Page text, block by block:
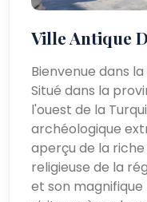
Ville Antique
Bienvenue dans
Situé dans la
l'ouest de la
archéologique
aperçu de la
religieuse de la
et son